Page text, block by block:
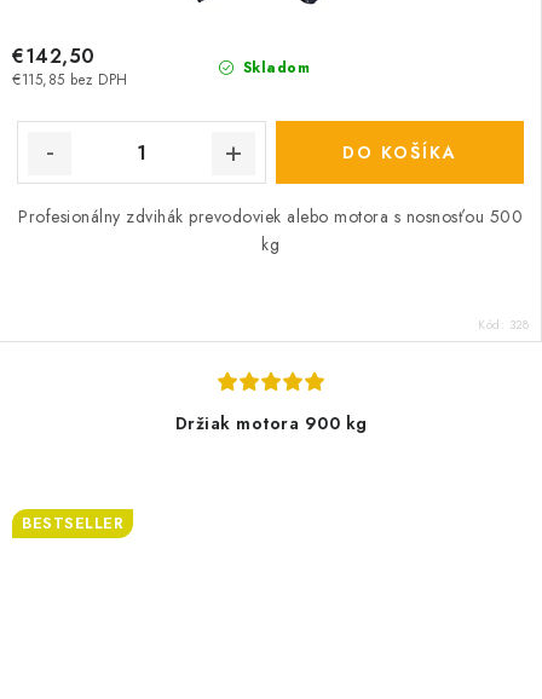
Skladom
€115,85 bez DPH
€142,50
DO KOŠÍKA
Profesionálny zdvihák prevodoviek alebo motora s nosnosťou 500
kg
Kód: 328
Držiak motora 900 kg
BESTSELLER